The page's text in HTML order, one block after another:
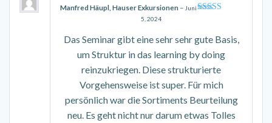
Manfred Häupl, Hauser Exkursionen – Juni
5, 2024
Das Seminar gibt eine sehr sehr gute Basis,
um Struktur in das learning by doing
reinzukriegen. Diese strukturierte
Vorgehensweise ist super. Für mich
persönlich war die Sortiments Beurteilung
neu. Es geht nicht nur darum etwas Tolles